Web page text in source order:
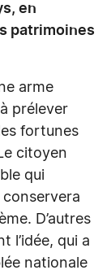
en
patrimoines
arme
prélever
fortunes
citoyen
qui
D’autres
l’idée, qui a
nationale